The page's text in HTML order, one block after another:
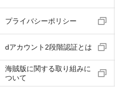
プライバシーポリシー
dアカウント2段階認証とは
海賊版に関する取り組みに
ついて